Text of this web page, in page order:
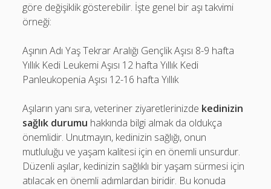
göre değişiklik gösterebilir. İşte genel bir aşı takvimi
örneği:
Aşının Adı Yaş Tekrar Aralığı Gençlik Aşısı 8-9 hafta
Yıllık Kedi Leukemi Aşısı 12 hafta Yıllık Kedi
Panleukopenia Aşısı 12-16 hafta Yıllık
Aşıların yanı sıra, veteriner ziyaretlerinizde kedinizin
sağlık durumu hakkında bilgi almak da oldukça
önemlidir. Unutmayın, kedinizin sağlığı, onun
mutluluğu ve yaşam kalitesi için en önemli unsurdur.
Düzenli aşılar, kedinizin sağlıklı bir yaşam sürmesi için
atılacak en önemli adımlardan biridir. Bu konuda